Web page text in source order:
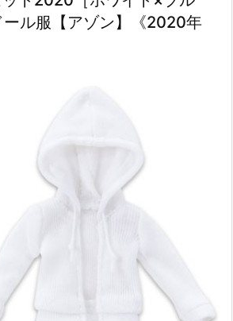
ール服【アゾン】《2020年